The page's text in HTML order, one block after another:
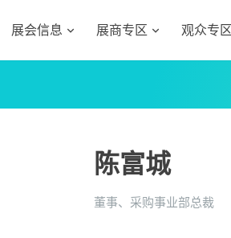
展会信息 展商专区 观众专区
陈富城
董事、采购事业部总裁